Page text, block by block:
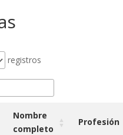
registros
Nombre
completo
Profesión